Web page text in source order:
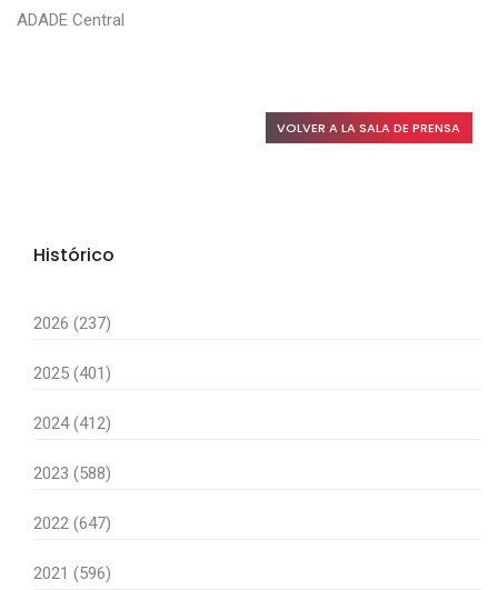
ADADE Central
VOLVER A LA SALA DE PRENSA
Histórico
2026 (237)
2025 (401)
2024 (412)
2023 (588)
2022 (647)
2021 (596)